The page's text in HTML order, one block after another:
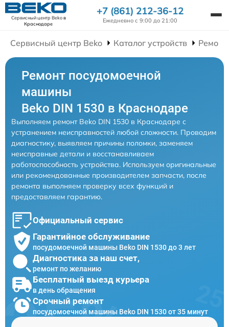
Сервисный центр Bekoв
Краснодаре
+7 (861) 212-36-12
Ежедневно с 9:00 до 21:00
Сервисный центр Beko Каталог устройств
Ремонт посудомоечной
машины
Beko DIN 1530 в Краснодаре
Выполняем ремонт Beko DIN 1530 в Краснодаре с
устранением неисправностей любой сложности. Проводим
диагностику, выявляем причины поломки, заменяем
неисправные детали и восстанавливаем
работоспособность устройства. Используем оригинальные
или рекомендованные производителем запчасти, после
ремонта выполняем проверку всех функций и
предоставляем гарантию.
Официальный сервис
Гарантийное обслуживание
посудомоечной машины Beko DIN 1530 до 3 лет
Диагностика за наш счет,
ремонт по желанию
Бесплатный выезд курьера
в день обращения
Срочный ремонт
посудомоечной машины Beko DIN 1530 от 35 минут